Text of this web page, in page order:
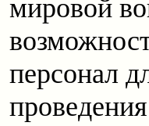
мировой
персонал